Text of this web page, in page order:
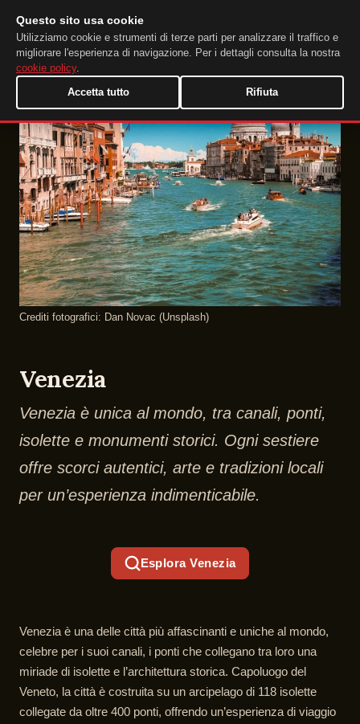
DuckTip.com
Crediti fotografici: Dan Novac (Unsplash)
Venezia
Venezia è unica al mondo, tra canali, ponti,
isolette e monumenti storici. Ogni sestiere
offre scorci autentici, arte e tradizioni locali
per un’esperienza indimenticabile.
Esplora Venezia
Venezia è una delle città più affascinanti e uniche al mondo,
celebre per i suoi canali, i ponti che collegano tra loro una
miriade di isolette e l’architettura storica. Capoluogo del
Veneto, la città è costruita su un arcipelago di 118 isolette
collegate da oltre 400 ponti, offrendo un’esperienza di viaggio
Questo sito usa cookie
Utilizziamo cookie e strumenti di terze parti per analizzare il traffico e
migliorare l'esperienza di navigazione. Per i dettagli consulta la nostra
cookie policy.
Accetta tutto
Rifiuta